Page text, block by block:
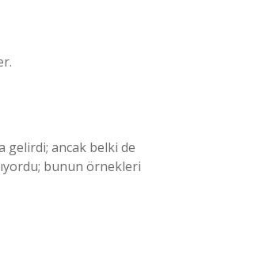
gelirdi; ancak belki de
bunun örnekleri